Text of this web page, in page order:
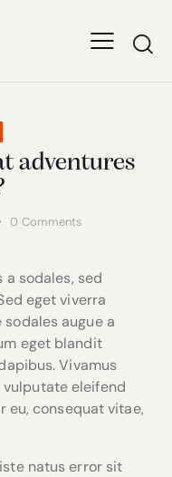
adventures
0 Comments
a sodales, sed
eget viverra
augue a
eget blandit
Vivamus
vulputate eleifend
eu, consequat vitae,
natus error sit